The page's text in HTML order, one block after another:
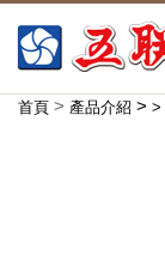
首頁 > 產品介紹 > >